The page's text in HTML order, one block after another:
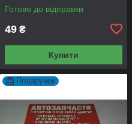
Готово до відправки
49 ₴
Купити
Подарунок